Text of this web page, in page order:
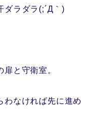
ダラダラ(;´Д｀)
と守衛室。
わなければ先に進め